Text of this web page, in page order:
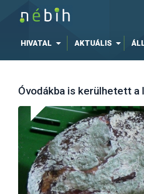
HIVATAL AKTUÁLIS
Óvodákba is kerülhetett a